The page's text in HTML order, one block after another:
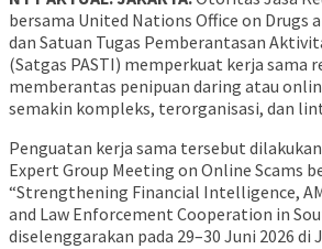
bersama United Nations Office on Drugs
dan Satuan Tugas Pemberantasan
(Satgas PASTI) memperkuat kerja sama
memberantas penipuan daring atau
semakin kompleks, terorganisasi, dan
Penguatan kerja sama tersebut
Expert Group Meeting on Online Scams
“Strengthening Financial Intelligence,
and Law Enforcement Cooperation in
diselenggarakan pada 29–30 Juni 2026 di